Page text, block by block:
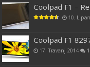
Coolpad F1 –
10.
Coolpad F1
17. Travanj 2014